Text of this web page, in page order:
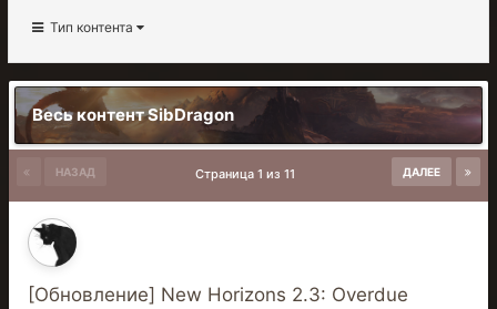
Тип контента
Весь контент SibDragon
НАЗАД ДАЛЕЕ
Страница 1 из 11
[Обновление] New Horizons 2.3: Overdue